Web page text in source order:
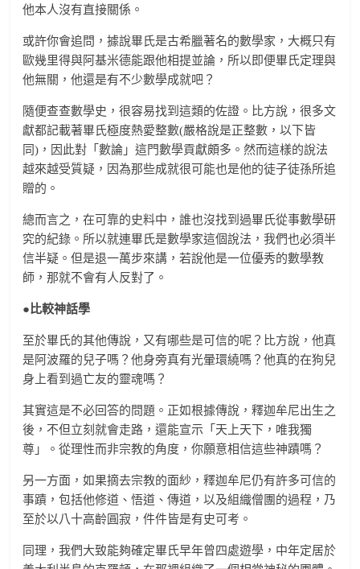
他本人沒有直接關係。
或許你會追問，據說畢氏是古希臘著名的數學家，大概只有
歐幾里得與阿基米德能跟他相提並論，所以即便畢氏定理與
他無關，他還是有不少數學成就吧？
隨便查查數學史，很容易找到這類的佐證。比方說，很多文
獻都記載著畢氏極度熱愛整數(嚴格說是正整數，以下皆
同)，因此對「數論」這門數學貢獻頗多。然而這樣的說法
越來越受質疑，因為那些成就很可能也是他的徒子徒孫所追
贈的。
總而言之，在可靠的史料中，誰也沒找到過畢氏從事數學研
究的紀錄。所以就連畢氏是數學家這個說法，我們也必須半
信半疑。但是退一萬步來講，若說他是一位優秀的數學教
師，那就不會有人反對了。
●比較神話學
至於畢氏的其他傳說，又有哪些是可信的呢？比方說，他真
是阿波羅的兒子嗎？他身旁真有光暈環繞嗎？他真的在狗兒
身上看到過亡友的靈魂嗎？
其實這是不必回答的問題。正如根據傳說，釋迦牟尼出生之
後，不但立刻就會走路，還能宣示「天上天下，唯我獨
尊」。從理性而非宗教的角度，你願意相信這些神蹟嗎？
另一方面，如果摘去宗教的面紗，釋迦牟尼仍有許多可信的
事蹟，包括他修道、悟道、傳道，以及組織僧團的過程，乃
至於以八十高齡圓寂，件件皆是有史可考。
同理，我們大致能夠確定畢氏早年曾四處遊學，中年定居於